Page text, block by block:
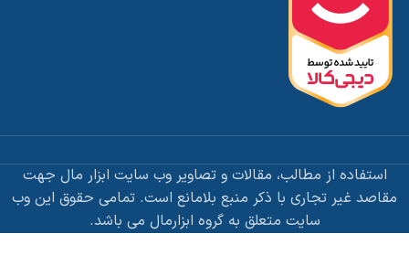
استفاده از مطالب، مقالات و تصاویر وب سایت ابزار مال جهت
مقاصد غیر تجاری با ذکر منبع بلامانع است. تمامی حقوق این وب
سایت متعلق به گروه ابزارمال می باشد.